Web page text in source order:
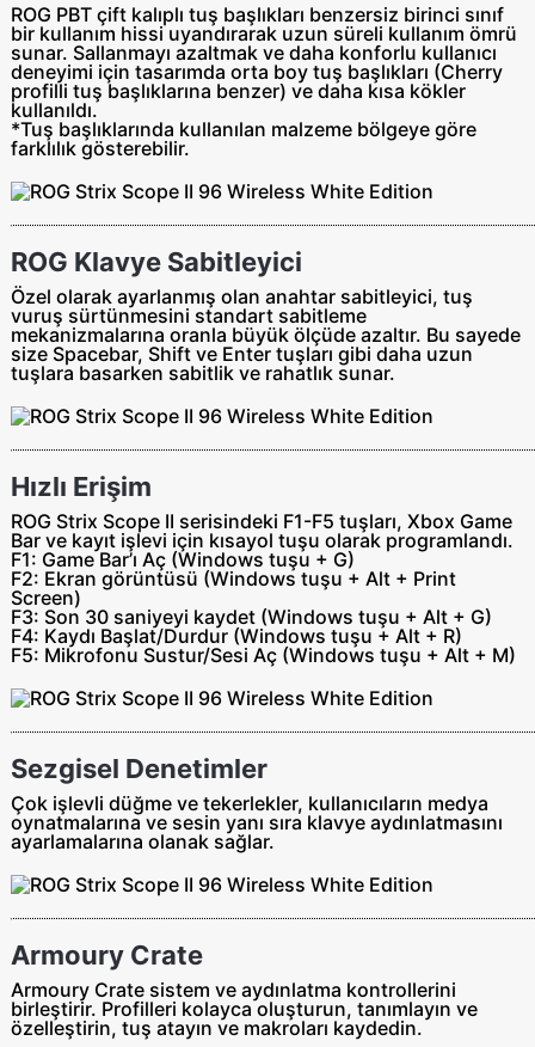
ROG PBT çift kalıplı tuş başlıkları benzersiz birinci sınıf
bir kullanım hissi uyandırarak uzun süreli kullanım ömrü
sunar. Sallanmayı azaltmak ve daha konforlu kullanıcı
deneyimi için tasarımda orta boy tuş başlıkları (Cherry
profilli tuş başlıklarına benzer) ve daha kısa kökler
kullanıldı.
*Tuş başlıklarında kullanılan malzeme bölgeye göre
farklılık gösterebilir.
ROG Klavye Sabitleyici
Özel olarak ayarlanmış olan anahtar sabitleyici, tuş
vuruş sürtünmesini standart sabitleme
mekanizmalarına oranla büyük ölçüde azaltır. Bu sayede
size Spacebar, Shift ve Enter tuşları gibi daha uzun
tuşlara basarken sabitlik ve rahatlık sunar.
Hızlı Erişim
ROG Strix Scope II serisindeki F1-F5 tuşları, Xbox Game
Bar ve kayıt işlevi için kısayol tuşu olarak programlandı.
F1: Game Bar’ı Aç (Windows tuşu + G)
F2: Ekran görüntüsü (Windows tuşu + Alt + Print
Screen)
F3: Son 30 saniyeyi kaydet (Windows tuşu + Alt + G)
F4: Kaydı Başlat/Durdur (Windows tuşu + Alt + R)
F5: Mikrofonu Sustur/Sesi Aç (Windows tuşu + Alt + M)
Sezgisel Denetimler
Çok işlevli düğme ve tekerlekler, kullanıcıların medya
oynatmalarına ve sesin yanı sıra klavye aydınlatmasını
ayarlamalarına olanak sağlar.
Armoury Crate
Armoury Crate sistem ve aydınlatma kontrollerini
birleştirir. Profilleri kolayca oluşturun, tanımlayın ve
özelleştirin, tuş atayın ve makroları kaydedin.